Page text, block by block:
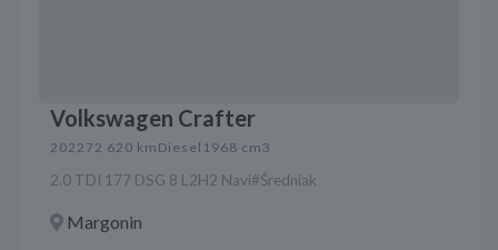
Volkswagen Crafter
2022 72 620 km Diesel 1968 cm3
2.0 TDI 177 DSG 8 L2H2 Navi#Średniak
Margonin